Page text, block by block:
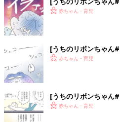
赤ちゃん・育児
[うちのリボンちゃん
赤ちゃん・育児
[うちのリボンちゃん
赤ちゃん・育児